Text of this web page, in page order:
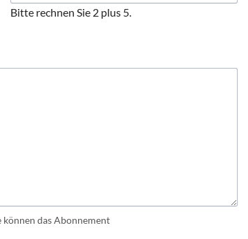
Bitte rechnen Sie 2 plus 5.
das Abonnement